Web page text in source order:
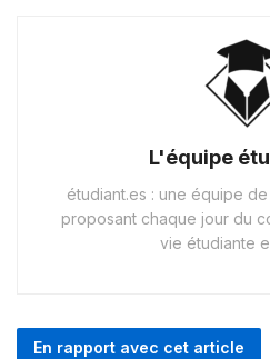
L'équipe
étudiant.es : une équipe
proposant chaque jour du
vie étudiante
En rapport avec cet article